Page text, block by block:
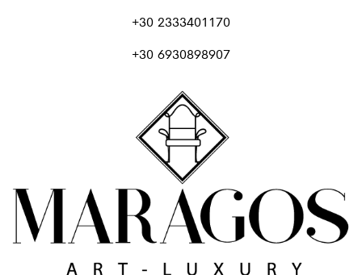
+30 2333401170
+30 6930898907